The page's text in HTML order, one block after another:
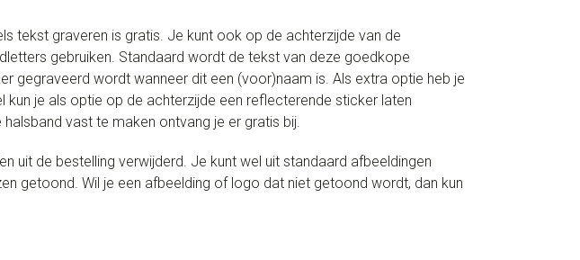
tekst graveren is gratis. Je kunt ook op de achterzijde van de
gebruiken. Standaard wordt de tekst van deze goedkope
gegraveerd wordt wanneer dit een (voor)naam is. Als extra optie heb je
je als optie op de achterzijde een reflecterende sticker laten
vast te maken ontvang je er gratis bij.
uit de bestelling verwijderd. Je kunt wel uit standaard afbeeldingen
getoond. Wil je een afbeelding of logo dat niet getoond wordt, dan kun